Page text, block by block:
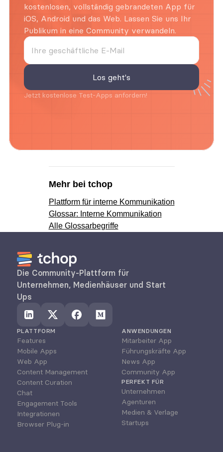
kostenlosen, vollständig gebrandeten App für
iOS, Android und das Web. Lassen Sie uns Ihr
Publikum in eine Community verwandeln.
Jetzt kostenlose Test-Apps anfordern!
Mehr bei tchop
Plattform für interne Kommunikation
Glossar: Interne Kommunikation
Alle Glossarbegriffe
Die Community-Plattform für
Unternehmen, Medienhäuser und Start
Ups
PLATTFORM
Features
Mobile Apps
Web App
Content Management
Content Curation
Chat
Engagement Tools
Integrationen
Browser Plug-in
ANWENDUNGEN
Mitarbeiter App
Führungskräfte App
News App
Community App
PERFEKT FÜR
Unternehmen
Agenturen
Medien & Verlage
Startups